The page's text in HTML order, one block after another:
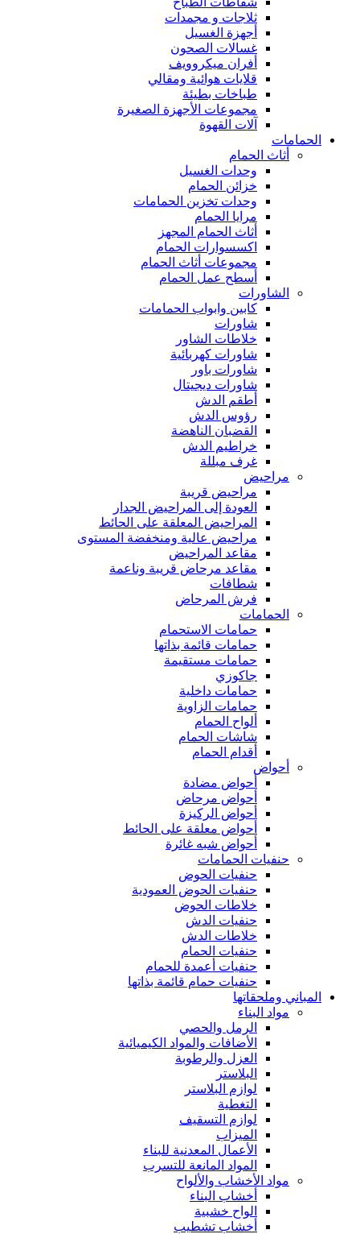
ثلاجات و مجمدات
أجهزة الغسيل
غسالات الصحون
أفران ميكروويف
قلايات هوائية ومقالي
طباخات بطيئة
مجموعات الأجهزة الصغيرة
آلات القهوة
الحمامات
أثاث الحمام
وحدات الغسيل
خزائن الحمام
وحدات تخزين الحمامات
مرايا الحمام
أثاث الحمام المجهز
اكسسوارات الحمام
مجموعات أثاث الحمام
أسطح عمل الحمام
الشاورات
كابين وابواب الحمامات
شاورات
خلاطات الشاور
شاورات كهربائية
شاورات باور
شاورات ديجيتال
أطقم الدش
رؤوس الدش
القضبان الناهضة
خراطيم الدش
غرف مبللة
مراحيض
مراحيض قريبة
العودة إلى المراحيض الجدار
المراحيض المعلقة على الحائط
مراحيض عالية ومنخفضة المستوى
مقاعد المراحيض
مقاعد مرحاض قريبة وناعمة
شطافات
فرش المرحاض
الحمامات
حمامات الاستحمام
حمامات قائمة بذاتها
حمامات مستقيمة
جاكوزي
حمامات داخلية
حمامات الزاوية
ألواح الحمام
شاشات الحمام
أقدام الحمام
أحواض
أحواض مضادة
أحواض مرحاض
أحواض الركيزة
أحواض معلقة على الحائط
أحواض شبه غائرة
حنفيات الحمامات
حنفيات الحوض
حنفيات الحوض العمودية
خلاطات الحوض
حنفيات الدش
خلاطات الدش
حنفيات الحمام
حنفيات أعمدة للحمام
حنفيات حمام قائمة بذاتها
المباني وملحقاتها
مواد البناء
الرمل والحصي
الأضافات والمواد الكيميائية
العزل والرطوبة
البلاستر
لوازم البلاستر
التغطية
لوازم التسقيف
الميزاب
الأعمال المعدنية للبناء
المواد المانعة للتسرب
مواد الأخشاب والألواح
أخشاب البناء
الواح خشبية
أخشاب تشطيب